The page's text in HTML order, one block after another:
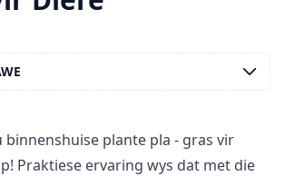
binnenshuise plante pla - gras vir
Praktiese ervaring wys dat met die